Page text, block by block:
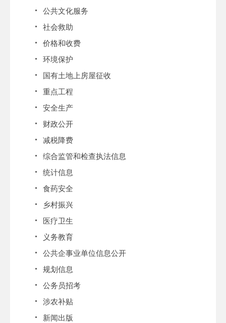
公共文化服务
社会救助
价格和收费
环境保护
国有土地上房屋征收
重点工程
安全生产
财政公开
减税降费
综合监管和检查执法信息
统计信息
食药安全
乡村振兴
医疗卫生
义务教育
公共企事业单位信息公开
规划信息
公务员招考
涉农补贴
新闻出版